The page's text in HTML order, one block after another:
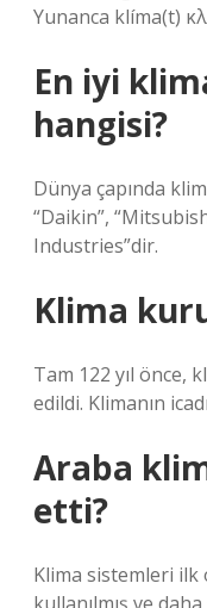
Yunanca klíma(t)
En iyi
hangisi?
Dünya çapında
“Daikin”,
Industries”dir.
Klima
Tam 122 yıl önce,
edildi. Klimanın
Araba
etti?
Klima sistemleri